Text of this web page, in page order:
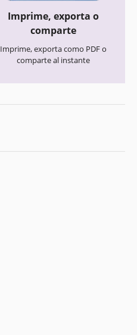
Imprime, exporta o
comparte
Imprime, exporta como PDF o
comparte al instante